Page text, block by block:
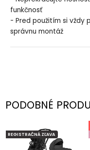
funkčnosť
- Pred použitím si
správnu montáž
PODOBNÉ
REGISTRAČNÁ ZĽAVA